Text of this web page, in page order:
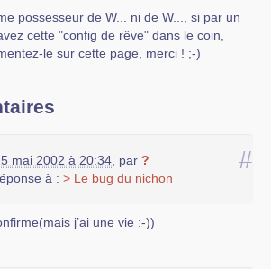
possesseur de W... ni de W..., si par un
cette "config de rêve" dans le coin,
le sur cette page, merci ! ;-)
#
mai 2002 à 20:34 par ?
à : > Le bug du nichon
j’ai une vie :-))